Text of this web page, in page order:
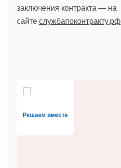
заключения контракта — на
сайте службапоконтракту.рф
Решаем вместе